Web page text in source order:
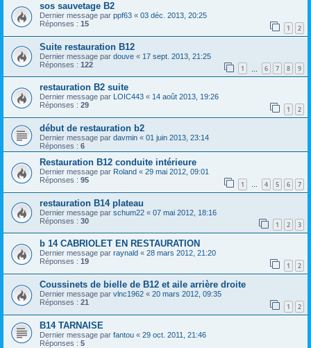
sos sauvetage B2
Dernier message par ppf63 « 03 déc. 2013, 20:25
Réponses : 15 1 2
Suite restauration B12
Dernier message par douve « 17 sept. 2013, 21:25
Réponses : 122 1 6 7 8 9
restauration B2 suite
Dernier message par LOIC443 « 14 août 2013, 19:26
Réponses : 29 1 2
début de restauration b2
Dernier message par davmin « 01 juin 2013, 23:14
Réponses : 6
Restauration B12 conduite intérieure
Dernier message par Roland « 29 mai 2012, 09:01
Réponses : 95 1 … 4 5 6 7
restauration B14 plateau
Dernier message par schum22 « 07 mai 2012, 18:16
Réponses : 30 1 2 3
b 14 CABRIOLET EN RESTAURATION
Dernier message par raynald « 28 mars 2012, 21:20
Réponses : 19 1 2
Coussinets de bielle de B12 et aile arrière droite
Dernier message par vlnc1962 « 20 mars 2012, 09:35
Réponses : 21 1 2
B14 TARNAISE
Dernier message par fantou « 29 oct. 2011, 21:46
Réponses : 5